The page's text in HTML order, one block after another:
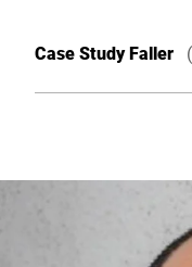
Case Study Faller